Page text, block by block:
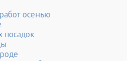
осенью
посадок